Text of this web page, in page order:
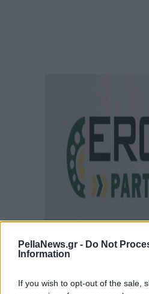
PellaNews.gr - Do Not
Information
If you wish to opt-out of the sale,